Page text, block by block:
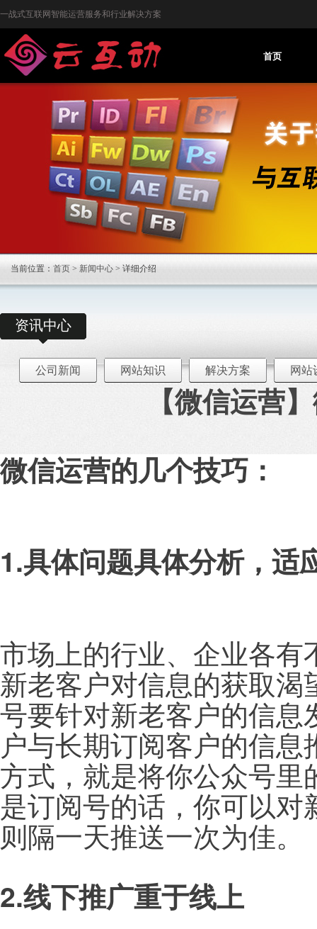
一战式互联网智能运营服务和行业解决方案
首页
当前位置： 首页 > 新闻中心 > 详细介绍
资讯中心
公司新闻 网站知识 解决方案 网站
【微信运营
微信运营的几个技巧：
1.具体问题具体分析，适
市场上的行业、企业各
新老客户对信息的获取
号要针对新老客户的信
户与长期订阅客户的信
方式，就是将你公众号
是订阅号的话，你可以
则隔一天推送一次为佳。
2.线下推广重于线上